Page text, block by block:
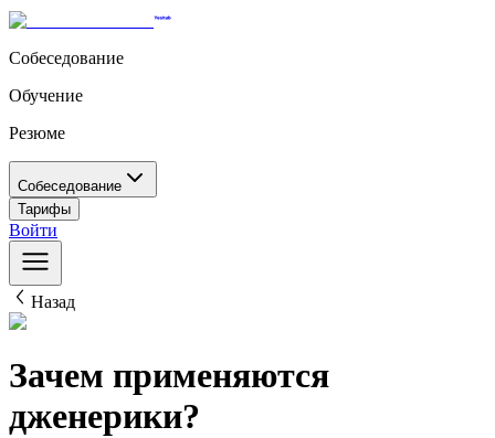
Собеседование
Обучение
Резюме
Собеседование
Тарифы
Войти
Назад
Зачем применяются
дженерики?